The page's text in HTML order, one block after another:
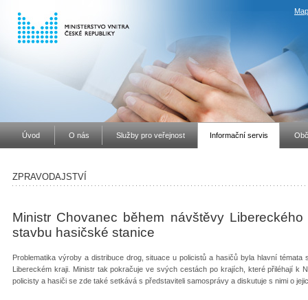
Úvod O nás Služby pro veřejnost Informační servis
ZPRAVODAJSTVÍ
Ministr Chovanec během návštěvy
stavbu hasičské stanice
Problematika výroby a distribuce drog, situace u policistů a hasičů byla hlavní
Libereckém kraji. Ministr tak pokračuje ve svých cestách po krajích, které přiléhají k
policisty a hasiči se zde také setkává s představiteli samosprávy a diskutuje s nimi o